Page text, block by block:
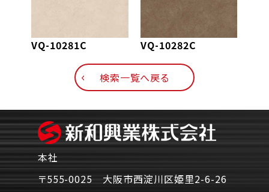
VQ-10281C VQ-10282C
検索一覧へ戻る
本社
〒555-0025 大阪市西淀川区姫里2-6-26